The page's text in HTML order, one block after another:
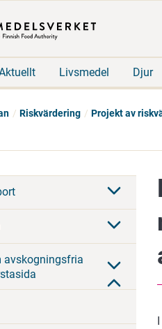
Livsmedel Djur
Riskvärdering Projekt av
avskogningsfria